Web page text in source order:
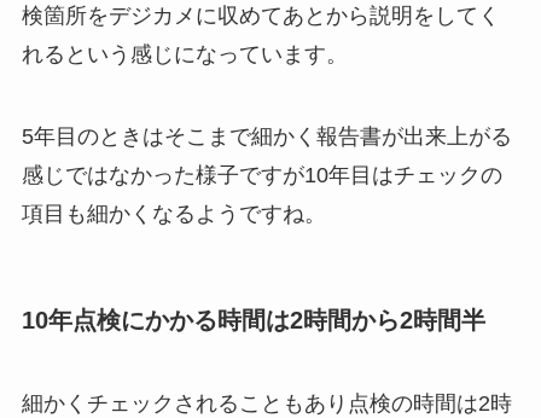
検箇所をデジカメに収めてあとから説明をしてく
れるという感じになっています。
5年目のときはそこまで細かく報告書が出来上がる
感じではなかった様子ですが10年目はチェックの
項目も細かくなるようですね。
10年点検にかかる時間は2時間から2時間半
細かくチェックされることもあり点検の時間は2時